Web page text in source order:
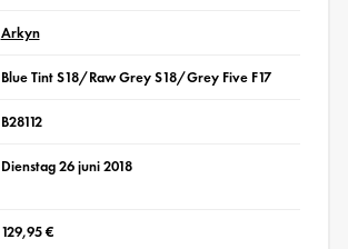
Arkyn
Blue Tint S18/Raw Grey S18/Grey Five F17
B28112
Dienstag 26 juni 2018
129,95 €